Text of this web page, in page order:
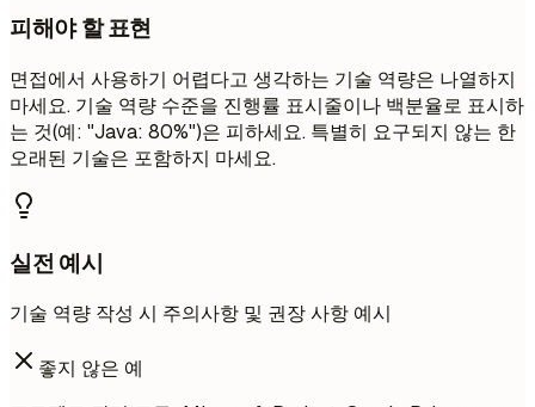
피해야 할 표현
면접에서 사용하기 어렵다고 생각하는 기술 역량은 나열하지
마세요. 기술 역량 수준을 진행률 표시줄이나 백분율로 표시하
는 것(예: "Java: 80%")은 피하세요. 특별히 요구되지 않는 한
오래된 기술은 포함하지 마세요.
실전 예시
기술 역량 작성 시 주의사항 및 권장 사항 예시
좋지 않은 예